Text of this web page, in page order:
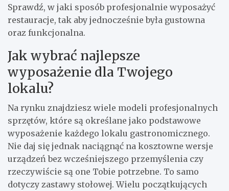
Sprawdź, w jaki sposób profesjonalnie wyposażyć
restauracje, tak aby jednocześnie była gustowna
oraz funkcjonalna.
Jak wybrać najlepsze
wyposażenie dla Twojego
lokalu?
Na rynku znajdziesz wiele modeli profesjonalnych
sprzętów, które są określane jako podstawowe
wyposażenie każdego lokalu gastronomicznego.
Nie daj się jednak naciągnąć na kosztowne wersje
urządzeń bez wcześniejszego przemyślenia czy
rzeczywiście są one Tobie potrzebne. To samo
dotyczy zastawy stołowej. Wielu początkujących